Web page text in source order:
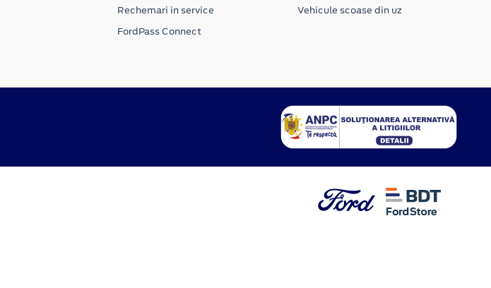
Rechemari in service
FordPass Connect
Vehicule scoase din uz